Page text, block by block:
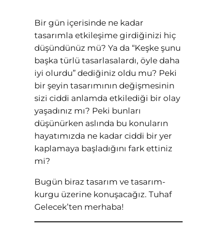
Bir gün içerisinde ne kadar
tasarımla etkileşime girdiğinizi hiç
düşündünüz mü? Ya da “Keşke şunu
başka türlü tasarlasalardı, öyle daha
iyi olurdu” dediğiniz oldu mu? Peki
bir şeyin tasarımının değişmesinin
sizi ciddi anlamda etkilediği bir olay
yaşadınız mı? Peki bunları
düşünürken aslında bu konuların
hayatımızda ne kadar ciddi bir yer
kaplamaya başladığını fark ettiniz
mi?
Bugün biraz tasarım ve tasarım-
kurgu üzerine konuşacağız. Tuhaf
Gelecek’ten merhaba!